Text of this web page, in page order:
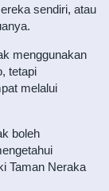
sendiri, atau
menggunakan
tetapi
melalui
boleh
Taman Neraka